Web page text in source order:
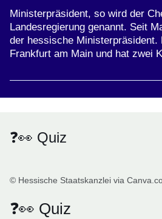
Ministerpräsident, so wird der
Landesregierung genannt. Seit
der hessische Ministerpräsident.
Frankfurt am Main und hat zwei
❓👀 Quiz
© Hessische Staatskanzlei via
❓👀 Quiz